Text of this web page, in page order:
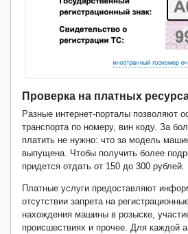
Проверка на платных
Разные интернет-порталы позволяют
транспорта по номеру, вин коду. За
платить не нужно: что за модель
выпущена. Чтобы получить более
придется отдать от 150 до 300 рублей.
Платные услуги предоставляют
отсутствии запрета на
нахождения машины в розыске,
происшествиях и прочее. Для каждой